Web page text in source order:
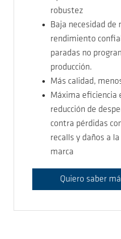
robustez
Baja necesidad
rendimiento
paradas no
producción.
Más calidad,
Máxima eficiencia
reducción de
contra pérdidas
recalls y daños a
marca
Quiero saber